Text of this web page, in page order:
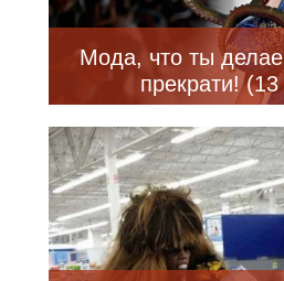
Мода, что ты
прекрати!